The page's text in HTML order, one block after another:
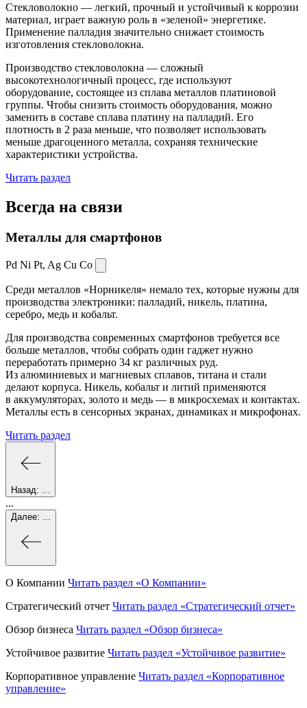
Стекловолокно — легкий, прочный и устойчивый к коррозии
материал, играет важную роль в «зеленой» энергетике.
Применение палладия значительно снижает стоимость
изготовления стекловолокна.
Производство стекловолокна — сложный
высокотехнологичный процесс, где используют
оборудование, состоящее из сплава металлов платиновой
группы. Чтобы снизить стоимость оборудования, можно
заменить в составе сплава платину на палладий. Его
плотность в 2 раза меньше, что позволяет использовать
меньше драгоценного металла, сохраняя технические
характеристики устройства.
Читать раздел
Всегда на связи
Металлы для смартфонов
Pd Ni Pt, Ag Cu Co
Среди металлов «Норникеля» немало тех, которые нужны для
производства электроники: палладий, никель, платина,
серебро, медь и кобальт.
Для производства современных смартфонов требуется все
больше металлов, чтобы собрать один гаджет нужно
переработать примерно 34 кг различных руд.
Из алюминиевых и магниевых сплавов, титана и стали
делают корпуса. Никель, кобальт и литий применяются
в аккумуляторах, золото и медь — в микросхемах и контактах.
Металлы есть в сенсорных экранах, динамиках и микрофонах.
Читать раздел
Назад:
...
Далее:
О Компании Читать раздел «О Компании»
Стратегический отчет Читать раздел «Стратегический отчет»
Обзор бизнеса Читать раздел «Обзор бизнеса»
Устойчивое развитие Читать раздел «Устойчивое развитие»
Корпоративное управление Читать раздел «Корпоративное
управление»